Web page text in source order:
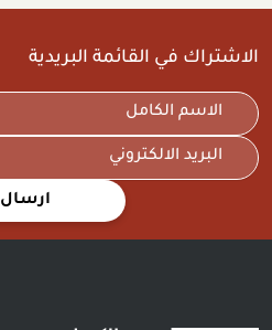
الاشتراك في القائمة البريدية
ارسال